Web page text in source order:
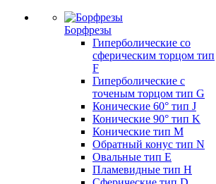
Борфрезы
Гиперболические cо
сферическим торцом тип
F
Гиперболические с
точеным торцом тип G
Конические 60° тип J
Конические 90° тип K
Конические тип M
Обратный конус тип N
Овальные тип E
Пламевидные тип H